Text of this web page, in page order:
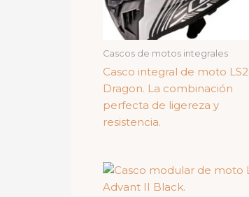
Cascos de motos integrales
Casco integral de moto LS2
Dragon. La combinación
perfecta de ligereza y
resistencia.